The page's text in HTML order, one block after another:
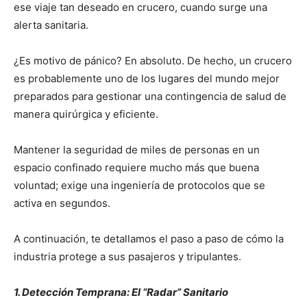
ese viaje tan deseado en crucero, cuando surge una
alerta sanitaria.
¿Es motivo de pánico? En absoluto. De hecho, un crucero
es probablemente uno de los lugares del mundo mejor
preparados para gestionar una contingencia de salud de
manera quirúrgica y eficiente.
Mantener la seguridad de miles de personas en un
espacio confinado requiere mucho más que buena
voluntad; exige una ingeniería de protocolos que se
activa en segundos.
A continuación, te detallamos el paso a paso de cómo la
industria protege a sus pasajeros y tripulantes.
1. Detección Temprana: El “Radar” Sanitario